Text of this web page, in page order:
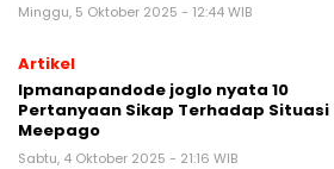
Minggu, 5 Oktober 2025 - 12:44 WIB
Artikel
Ipmanapandode joglo nyata 10
Pertanyaan Sikap Terhadap Situasi
Meepago
Sabtu, 4 Oktober 2025 - 21:16 WIB